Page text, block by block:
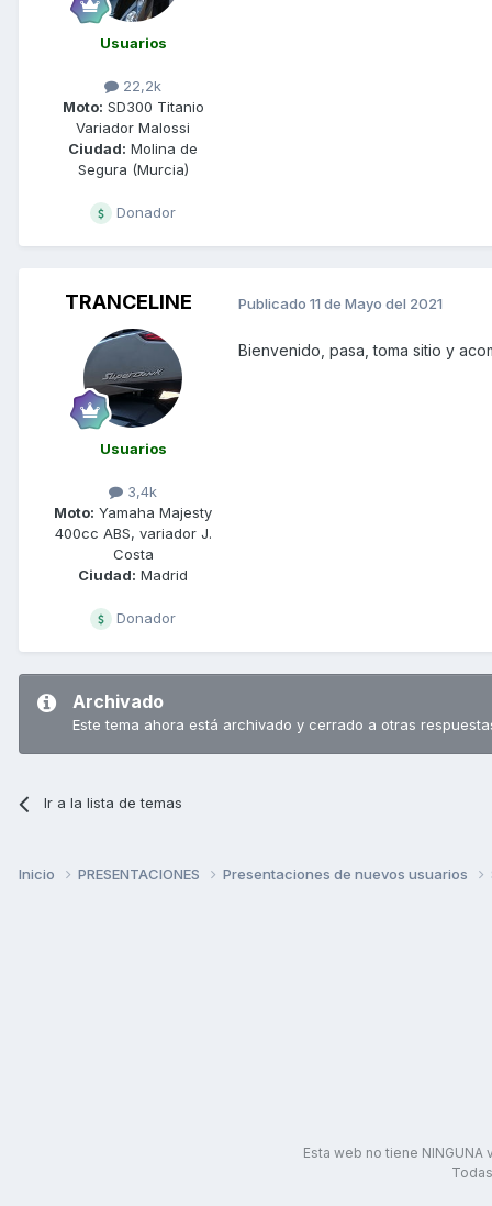
Usuarios
22,2k
Moto: SD300 Titanio
Variador Malossi
Ciudad: Molina de
Segura (Murcia)
Donador
TRANCELINE
Usuarios
3,4k
Moto: Yamaha Majesty
400cc ABS, variador J.
Costa
Ciudad: Madrid
Donador
Publicado 11 de Mayo del 2021
Bienvenido, pasa, toma sitio y
Archivado
Este tema ahora está archivado y cerrado a otras
Ir a la lista de temas
Inicio PRESENTACIONES Presentaciones de nuevos usuarios
Esta web no tiene NINGUNA